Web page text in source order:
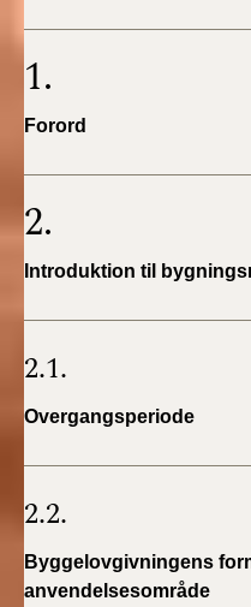
2020)
2019)
2018)
1.
Forord
2.
Introduktion til
2.1.
Overgangsperiode
2.2.
Byggelovgivningens
anvendelsesområde